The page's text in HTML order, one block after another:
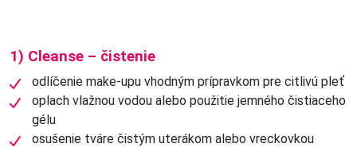
1) Cleanse – čistenie
odlíčenie make-upu vhodným prípravkom pre citlivú pleť
oplach vlažnou vodou alebo použitie jemného čistiaceho
gélu
osušenie tváre čistým uterákom alebo vreckovkou